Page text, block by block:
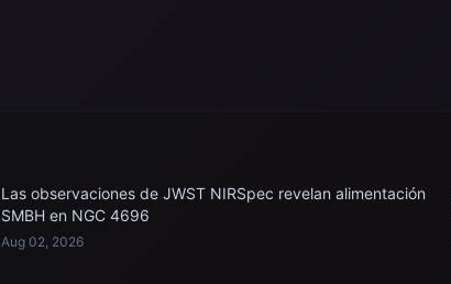
Las observaciones de JWST NIRSpec revelan alimentación
SMBH en NGC 4696
Aug 02, 2026